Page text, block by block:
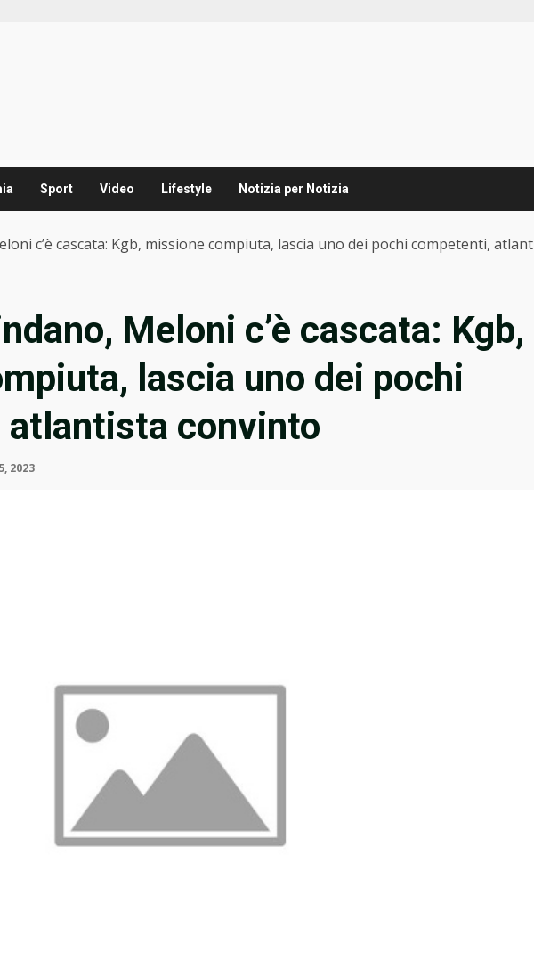
Sport Video Lifestyle Notizia per Notizia
c’è cascata: Kgb, missione compiuta, lascia uno dei pochi competenti,
Meloni c’è cascata: Kgb,
lascia uno dei pochi
convinto
2023